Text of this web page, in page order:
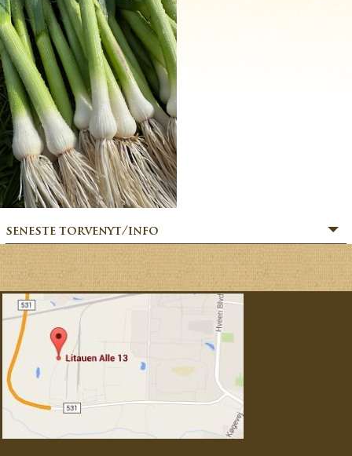
seneste torvenyt/info
» SOMMERHILSEN:
» BÆR-FEKT SOMMER!
» MERE MARKVÆRK MAGI:
» Sommerfesten er i gang:
» MAGIEN FRA MARKVÆRK:
» VORES EVENTYRLIGE VERDEN:
» FORÅRSFESTEN ER I GANG: